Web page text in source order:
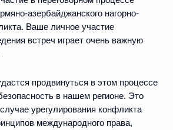
азербайджанского нагорно-
Ваше личное участие
встреч играет очень важную
продвинуться в этом процессе
в нашем регионе. Это
урегулирования конфликта
международного права,